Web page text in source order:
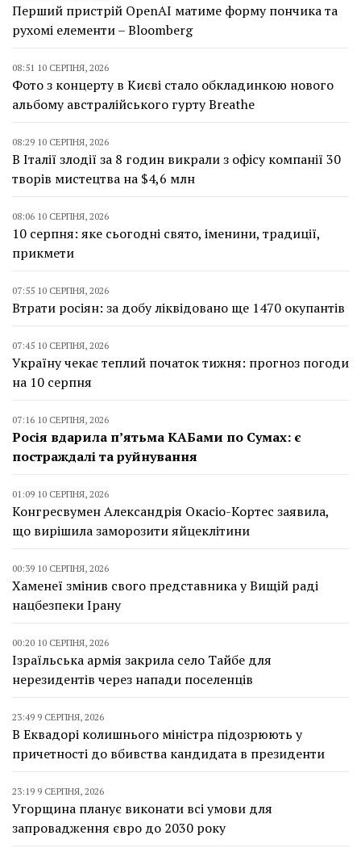
Перший пристрій OpenAI матиме форму пончика та
рухомі елементи – Bloomberg
08:51 10 СЕРПНЯ, 2026
Фото з концерту в Києві стало обкладинкою нового
альбому австралійського гурту Breathe
08:29 10 СЕРПНЯ, 2026
В Італії злодії за 8 годин викрали з офісу компанії 30
творів мистецтва на $4,6 млн
08:06 10 СЕРПНЯ, 2026
10 серпня: яке сьогодні свято, іменини, традиції,
прикмети
07:55 10 СЕРПНЯ, 2026
Втрати росіян: за добу ліквідовано ще 1470 окупантів
07:45 10 СЕРПНЯ, 2026
Україну чекає теплий початок тижня: прогноз погоди
на 10 серпня
07:16 10 СЕРПНЯ, 2026
Росія вдарила п’ятьма КАБами по Сумах: є
постраждалі та руйнування
01:09 10 СЕРПНЯ, 2026
Конгресвумен Александрія Окасіо-Кортес заявила,
що вирішила заморозити яйцеклітини
00:39 10 СЕРПНЯ, 2026
Хаменеї змінив свого представника у Вищій раді
нацбезпеки Ірану
00:20 10 СЕРПНЯ, 2026
Ізраїльська армія закрила село Тайбе для
нерезидентів через напади поселенців
23:49 9 СЕРПНЯ, 2026
В Еквадорі колишнього міністра підозрюють у
причетності до вбивства кандидата в президенти
23:19 9 СЕРПНЯ, 2026
Угорщина планує виконати всі умови для
запровадження євро до 2030 року